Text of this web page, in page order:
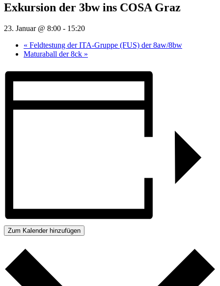
Exkursion der 3bw ins COSA Graz
23. Januar @ 8:00 - 15:20
« Feldtestung der ITA-Gruppe (FUS) der 8aw/8bw
Maturaball der 8ck »
Zum Kalender hinzufügen